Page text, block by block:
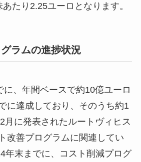
たり2.25ユーロとなります。
ラムの進捗状況
、年間ベースで約10億ユーロ
に達成しており、そのうち約1
月に発表されたルートヴィヒス
改善プログラムに関連してい
年末までに、コスト削減プログ